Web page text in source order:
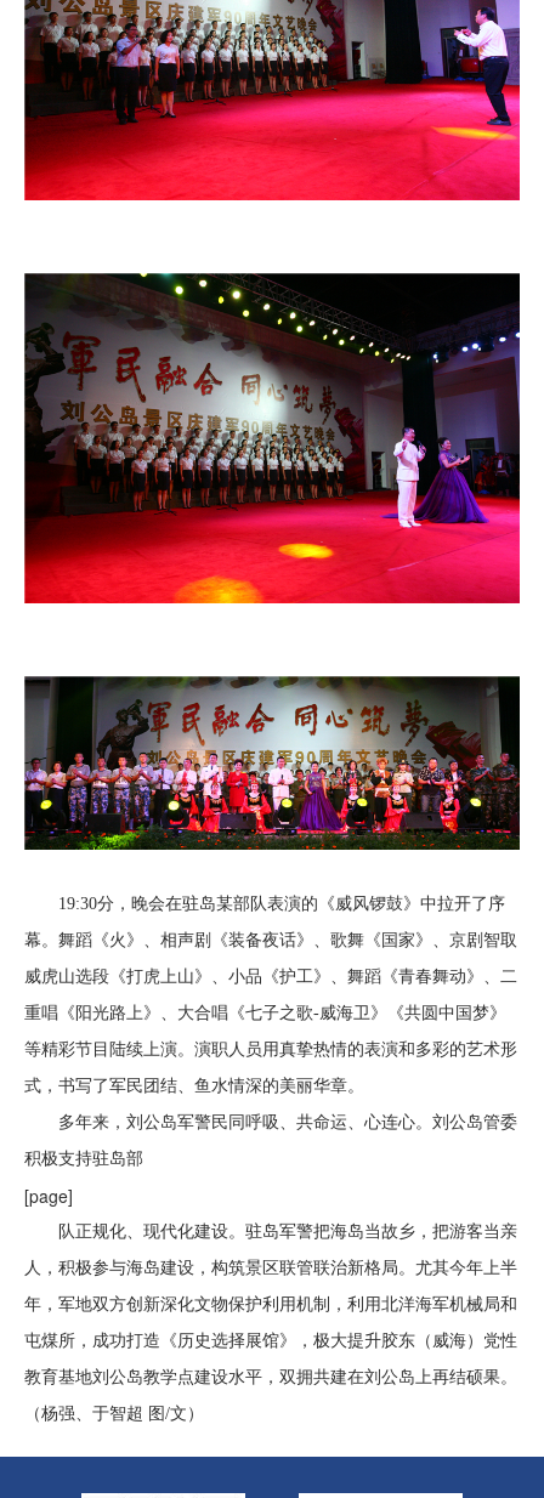
19:30分，晚会在驻岛某部队表演的《威风锣鼓》中拉开了序
幕。舞蹈《火》、相声剧《装备夜话》、歌舞《国家》、京剧智取
威虎山选段《打虎上山》、小品《护工》、舞蹈《青春舞动》、二
重唱《阳光路上》、大合唱《七子之歌-威海卫》《共圆中国梦》
等精彩节目陆续上演。演职人员用真挚热情的表演和多彩的艺术形
式，书写了军民团结、鱼水情深的美丽华章。
多年来，刘公岛军警民同呼吸、共命运、心连心。刘公岛管委
积极支持驻岛部
[page]
队正规化、现代化建设。驻岛军警把海岛当故乡，把游客当亲
人，积极参与海岛建设，构筑景区联管联治新格局。尤其今年上半
年，军地双方创新深化文物保护利用机制，利用北洋海军机械局和
屯煤所，成功打造《历史选择展馆》，极大提升胶东（威海）党性
教育基地刘公岛教学点建设水平，双拥共建在刘公岛上再结硕果。
（杨强、于智超 图/文）